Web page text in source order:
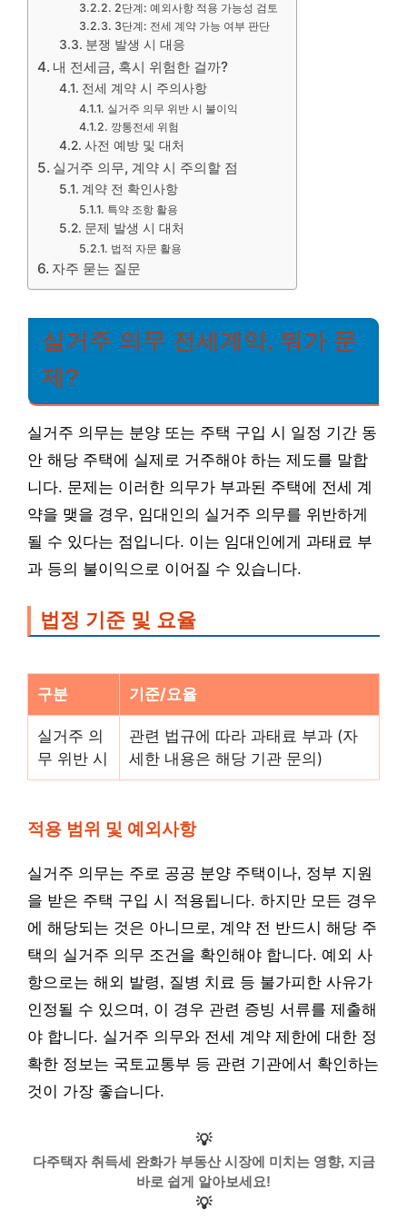
2단계: 예외사항 적용 가능성 검토
3단계: 전세 계약 가능 여부 판단
분쟁 발생 시 대응
내 전세금, 혹시 위험한 걸까?
전세 계약 시 주의사항
실거주 의무 위반 시 불이익
깡통전세 위험
사전 예방 및 대처
실거주 의무, 계약 시 주의할 점
계약 전 확인사항
특약 조항 활용
문제 발생 시 대처
법적 자문 활용
자주 묻는 질문
실거주 의무 전세계약, 뭐가 문
제?
실거주 의무는 분양 또는 주택 구입 시 일정 기간 동
안 해당 주택에 실제로 거주해야 하는 제도를 말합
니다. 문제는 이러한 의무가 부과된 주택에 전세 계
약을 맺을 경우, 임대인의 실거주 의무를 위반하게
될 수 있다는 점입니다. 이는 임대인에게 과태료 부
과 등의 불이익으로 이어질 수 있습니다.
법정 기준 및 요율
구분 기준/요율
실거주 의
무 위반 시
관련 법규에 따라 과태료 부과 (자
세한 내용은 해당 기관 문의)
적용 범위 및 예외사항
실거주 의무는 주로 공공 분양 주택이나, 정부 지원
을 받은 주택 구입 시 적용됩니다. 하지만 모든 경우
에 해당되는 것은 아니므로, 계약 전 반드시 해당 주
택의 실거주 의무 조건을 확인해야 합니다. 예외 사
항으로는 해외 발령, 질병 치료 등 불가피한 사유가
인정될 수 있으며, 이 경우 관련 증빙 서류를 제출해
야 합니다. 실거주 의무와 전세 계약 제한에 대한 정
확한 정보는 국토교통부 등 관련 기관에서 확인하는
것이 가장 좋습니다.
💡
다주택자 취득세 완화가 부동산 시장에 미치는 영향, 지금
바로 쉽게 알아보세요!
💡